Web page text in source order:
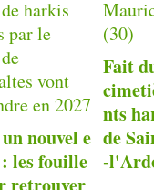
un nouvel e
les fouille
retrouver
Fait
nts
de
-